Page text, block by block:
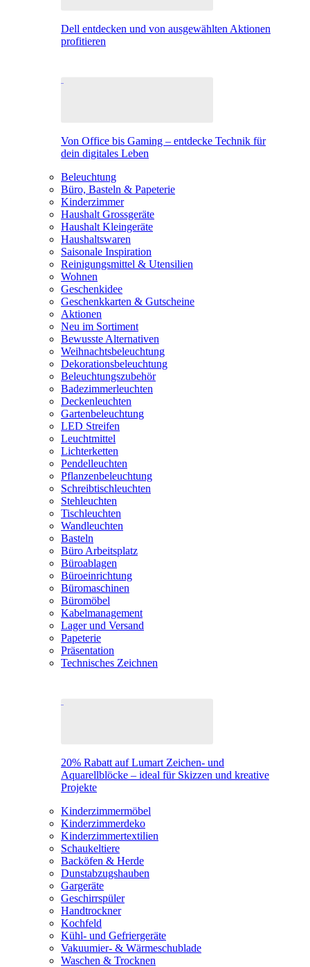
Dell entdecken und von ausgewählten Aktionen
profitieren
Von Office bis Gaming – entdecke Technik für
dein digitales Leben
Beleuchtung
Büro, Basteln & Papeterie
Kinderzimmer
Haushalt Grossgeräte
Haushalt Kleingeräte
Haushaltswaren
Saisonale Inspiration
Reinigungsmittel & Utensilien
Wohnen
Geschenkidee
Geschenkkarten & Gutscheine
Aktionen
Neu im Sortiment
Bewusste Alternativen
Weihnachtsbeleuchtung
Dekorationsbeleuchtung
Beleuchtungszubehör
Badezimmerleuchten
Deckenleuchten
Gartenbeleuchtung
LED Streifen
Leuchtmittel
Lichterketten
Pendelleuchten
Pflanzenbeleuchtung
Schreibtischleuchten
Stehleuchten
Tischleuchten
Wandleuchten
Basteln
Büro Arbeitsplatz
Büroablagen
Büroeinrichtung
Büromaschinen
Büromöbel
Kabelmanagement
Lager und Versand
Papeterie
Präsentation
Technisches Zeichnen
20% Rabatt auf Lumart Zeichen- und
Aquarellblöcke – ideal für Skizzen und kreative
Projekte
Kinderzimmermöbel
Kinderzimmerdeko
Kinderzimmertextilien
Schaukeltiere
Backöfen & Herde
Dunstabzugshauben
Gargeräte
Geschirrspüler
Handtrockner
Kochfeld
Kühl- und Gefriergeräte
Vakuumier- & Wärmeschublade
Waschen & Trocknen